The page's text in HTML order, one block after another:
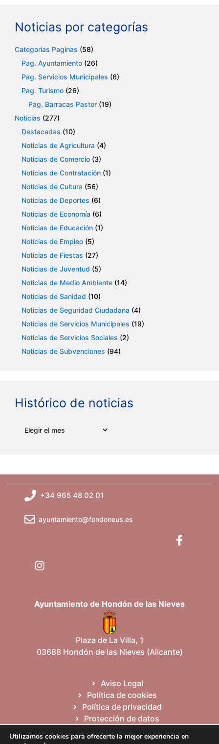
Noticias por categorías
Categorias Paginas (58)
Pag. Ayuntamiento (26)
Pag. Servicios Municipales (6)
Pag. Turismo (26)
Pag. Barracas Pastor (19)
Noticias (277)
Destacadas (10)
Noticias de Agricultura (4)
Noticias de Comercio (3)
Noticias de Contratación (1)
Noticias de Cultura (56)
Noticias de Deportes (6)
Noticias de Economía (6)
Noticias de Educación (1)
Noticias de Empleo (5)
Noticias de Fiestas (27)
Noticias de Juventud (5)
Noticias de Medio Ambiente (14)
Noticias de Sanidad (10)
Noticias de Seguridad Ciudadana (4)
Noticias de Servicios Municipales (19)
Noticias de Servicios Sociales (2)
Noticias de Subvenciones (94)
Histórico de noticias
+34 965 48 02 01
ayuntamiento@fondoneus.es
Ayuntamiento de Hondón de las Nieves
Plaza de La Villa, 1
03688 Hondón de las Nieves (Alicante)
Aviso Legal
Política de cookies
Política de privacidad
Protección de datos
Utilizamos cookies para ofrecerte la mejor experiencia en